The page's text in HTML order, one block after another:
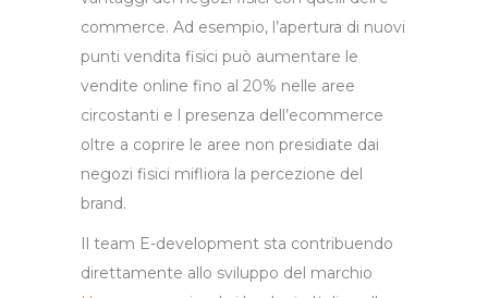
commerce. Ad esempio, l’apertura di nuovi
punti vendita fisici può aumentare le
vendite online fino al 20% nelle aree
circostanti e l presenza dell’ecommerce
oltre a coprire le aree non presidiate dai
negozi fisici mifliora la percezione del
brand.
Il team E-development sta contribuendo
direttamente allo sviluppo del marchio